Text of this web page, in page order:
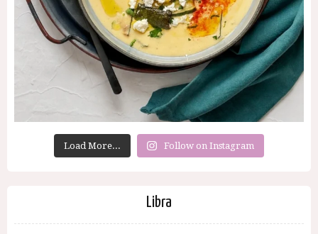
Load More... Follow on Instagram
Libra